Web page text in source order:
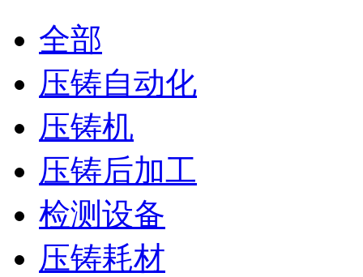
全部
压铸自动化
压铸机
压铸后加工
检测设备
压铸耗材